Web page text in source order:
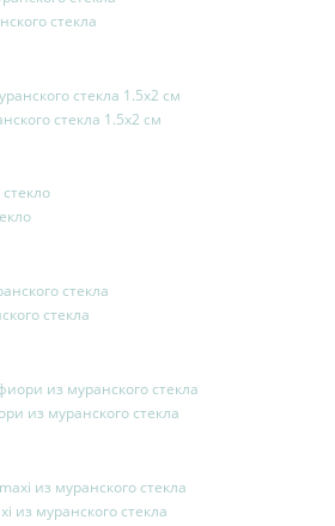
стекла
стекла 1.5х2 см
стекла
из муранского стекла
из муранского стекла